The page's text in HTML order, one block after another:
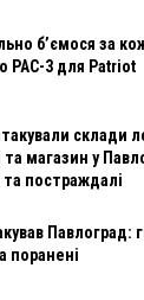
б’ємося за
PAC-3 для Patriot
склади
магазин у
постраждалі
Павлоград:
поранені